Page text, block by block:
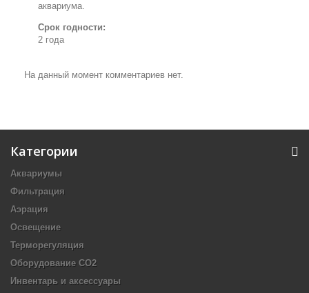
аквариума.
Срок годности:
2 года
На данный момент комментариев нет.
Категории
Аквариумы
Фильтрация
Аэрация
Освещение
Терморегуляция
Оборудование CO2
Инвентарь и аксессуары